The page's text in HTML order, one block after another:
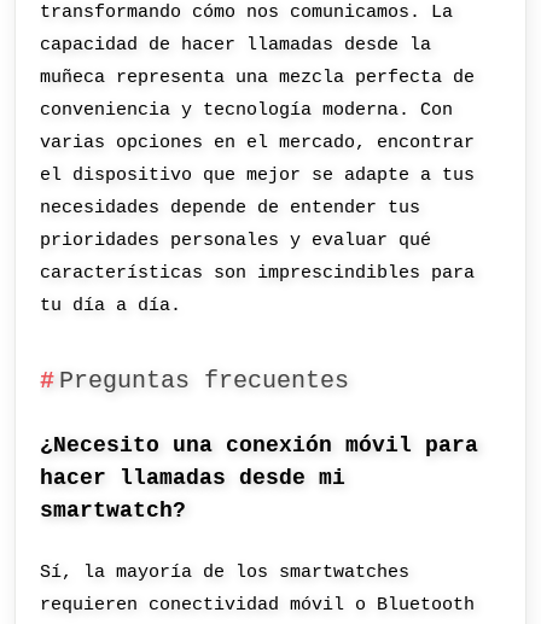
transformando cómo nos comunicamos. La
capacidad de hacer llamadas desde la
muñeca representa una mezcla perfecta de
conveniencia y tecnología moderna. Con
varias opciones en el mercado, encontrar
el dispositivo que mejor se adapte a tus
necesidades depende de entender tus
prioridades personales y evaluar qué
características son imprescindibles para
tu día a día.
Preguntas frecuentes
¿Necesito una conexión móvil para
hacer llamadas desde mi
smartwatch?
Sí, la mayoría de los smartwatches
requieren conectividad móvil o Bluetooth